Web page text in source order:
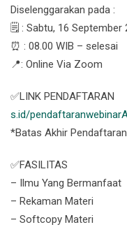
Diselenggarakan pada :
🗒 : Sabtu, 16 September
⏰ : 08.00 WIB – selesai
📍: Online Via Zoom
✅LINK PENDAFTARAN
s.id/
*Batas Akhir
✅FASILITAS
– Ilmu Yang Bermanfaat
– Rekaman Materi
– Softcopy Materi